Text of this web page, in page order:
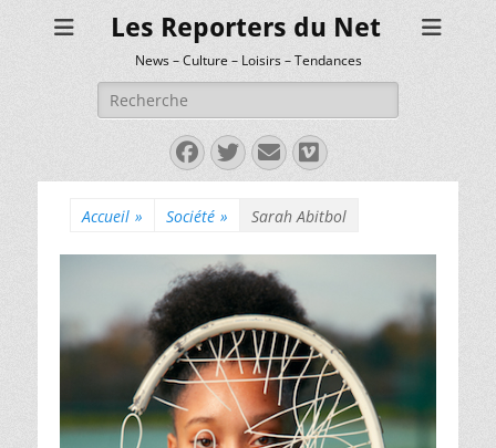
Les Reporters du Net
News – Culture – Loisirs – Tendances
Rechercher :
Facebook
Twitter
E-
mail
Vimeo
Accueil » Société » Sarah Abitbol